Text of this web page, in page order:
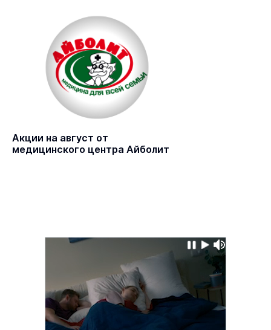
Акции на август от
медицинского центра Айболит